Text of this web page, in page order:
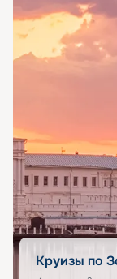
Круизы по